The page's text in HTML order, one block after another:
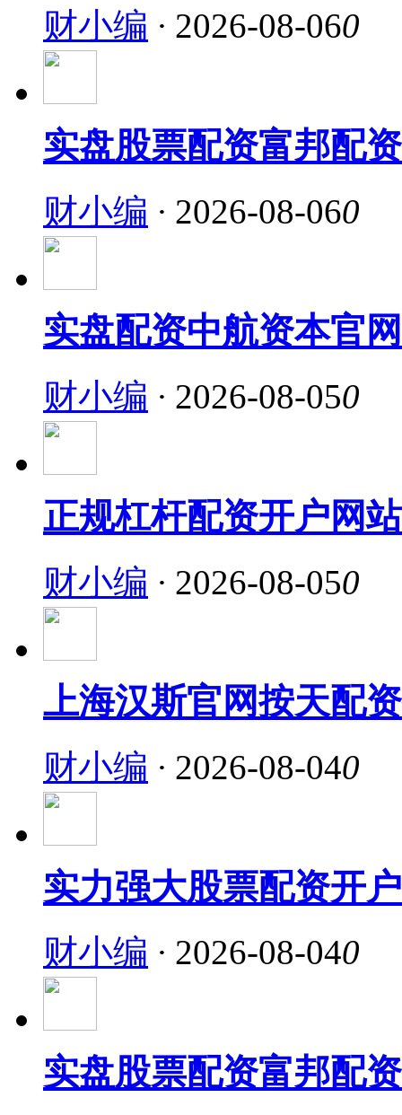
财小编 · 2026-08-060
实盘股票配资富邦配
财小编 · 2026-08-060
实盘配资中航资本官
财小编 · 2026-08-050
正规杠杆配资开户网
财小编 · 2026-08-050
上海汉斯官网按天配
财小编 · 2026-08-040
实力强大股票配资开
财小编 · 2026-08-040
实盘股票配资富邦配